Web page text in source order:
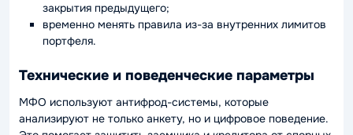
закрытия предыдущего;
временно менять правила из-за внутренних лимитов
портфеля.
Технические и поведенческие параметры
МФО используют антифрод-системы, которые
анализируют не только анкету, но и цифровое поведение.